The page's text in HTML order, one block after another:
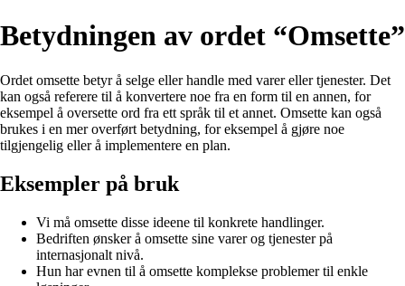
Betydningen av ordet “Omsette”
Ordet omsette betyr å selge eller handle med varer eller tjenester. Det
kan også referere til å konvertere noe fra en form til en annen, for
eksempel å oversette ord fra ett språk til et annet. Omsette kan også
brukes i en mer overført betydning, for eksempel å gjøre noe
tilgjengelig eller å implementere en plan.
Eksempler på bruk
Vi må omsette disse ideene til konkrete handlinger.
Bedriften ønsker å omsette sine varer og tjenester på
internasjonalt nivå.
Hun har evnen til å omsette komplekse problemer til enkle